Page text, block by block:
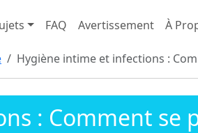
FAQ Avertissement À
Hygiène intime et infections :
: Comment se